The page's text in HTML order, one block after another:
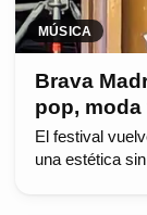
MÚSICA
Brava
pop,
El festival
una estética